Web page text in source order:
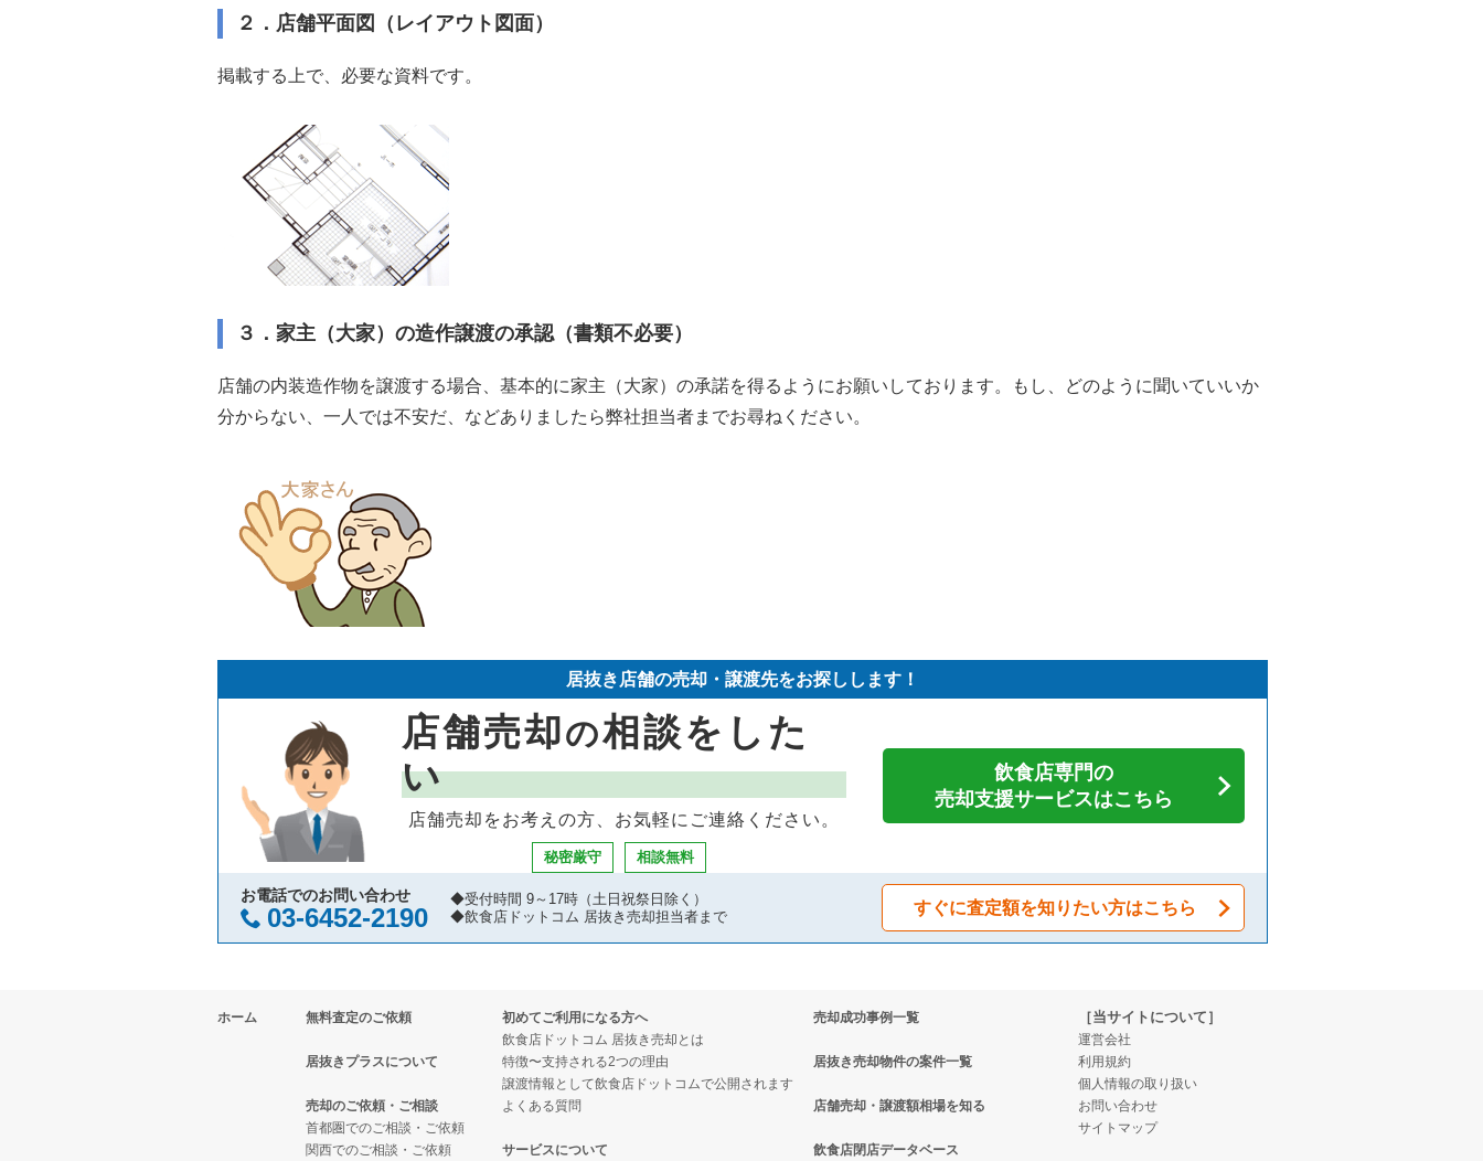
２．店舗平面図（レイアウト図面）
掲載する上で、必要な資料です。
３．家主（大家）の造作譲渡の承認（書類不必要）
店舗の内装造作物を譲渡する場合、基本的に家主（大家）の承諾を得るようにお願いしております。もし、どのように聞いていいか
分からない、一人では不安だ、などありましたら弊社担当者までお尋ねください。
居抜き店舗の売却・譲渡先をお探しします！
店舗売却の相談をした
い
店舗売却をお考えの方、お気軽にご連絡ください。
秘密厳守 相談無料
飲食店専門の
売却支援サービスはこちら
お電話でのお問い合わせ
03-6452-2190
◆受付時間 9～17時（土日祝祭日除く）
◆飲食店ドットコム 居抜き売却担当者まで
すぐに査定額を知りたい方はこちら
ホーム 無料査定のご依頼
居抜きプラスについて
売却のご依頼・ご相談
首都圏でのご相談・ご依頼
関西でのご相談・ご依頼
初めてご利用になる方へ
飲食店ドットコム 居抜き売却とは
特徴〜支持される2つの理由
譲渡情報として飲食店ドットコムで公開されます
よくある質問
サービスについて
売却成功事例一覧
居抜き売却物件の案件一覧
店舗売却・譲渡額相場を知る
飲食店閉店データベース
［当サイトについて］
運営会社
利用規約
個人情報の取り扱い
お問い合わせ
サイトマップ